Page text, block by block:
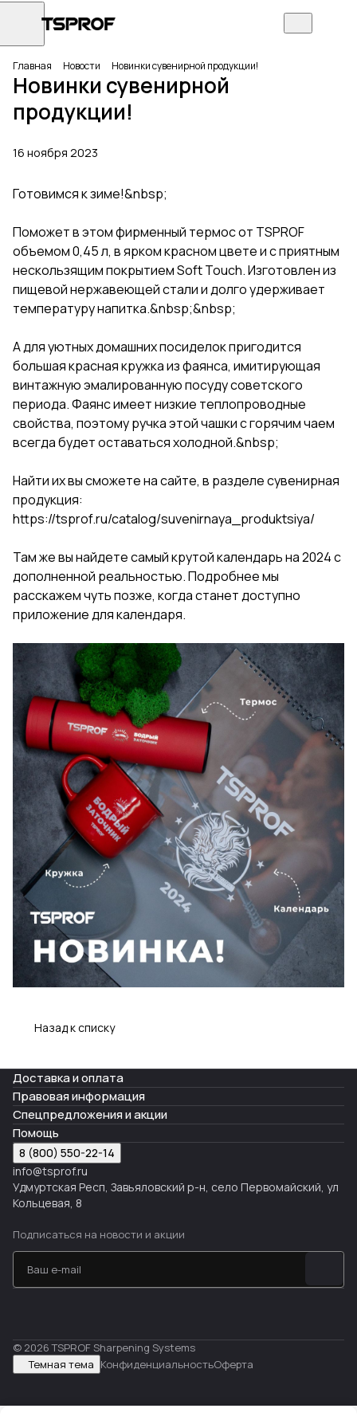
Главная Новости Новинки сувенирной продукции!
Новинки сувенирной
продукции!
16 ноября 2023
Готовимся к зиме!&nbsp;
Поможет в этом фирменный термос от TSPROF
объемом 0,45 л, в ярком красном цвете и с приятным
нескользящим покрытием Soft Touch. Изготовлен из
пищевой нержавеющей стали и долго удерживает
температуру напитка.&nbsp;&nbsp;
А для уютных домашних посиделок пригодится
большая красная кружка из фаянса, имитирующая
винтажную эмалированную посуду советского
периода. Фаянс имеет низкие теплопроводные
свойства, поэтому ручка этой чашки с горячим чаем
всегда будет оставаться холодной.&nbsp;
Найти их вы сможете на сайте, в разделе сувенирная
продукция:
https://tsprof.ru/catalog/suvenirnaya_produktsiya/
Там же вы найдете самый крутой календарь на 2024 с
дополненной реальностью. Подробнее мы
расскажем чуть позже, когда станет доступно
приложение для календаря.
Назад к списку
Доставка и оплата
Правовая информация
Спецпредложения и акции
Помощь
8 (800) 550-22-14
info@tsprof.ru
Удмуртская Респ, Завьяловский р-н, село Первомайский, ул
Кольцевая, 8
Подписаться на новости и акции
© 2026 TSPROF Sharpening Systems
Темная тема КонфиденциальностьОферта